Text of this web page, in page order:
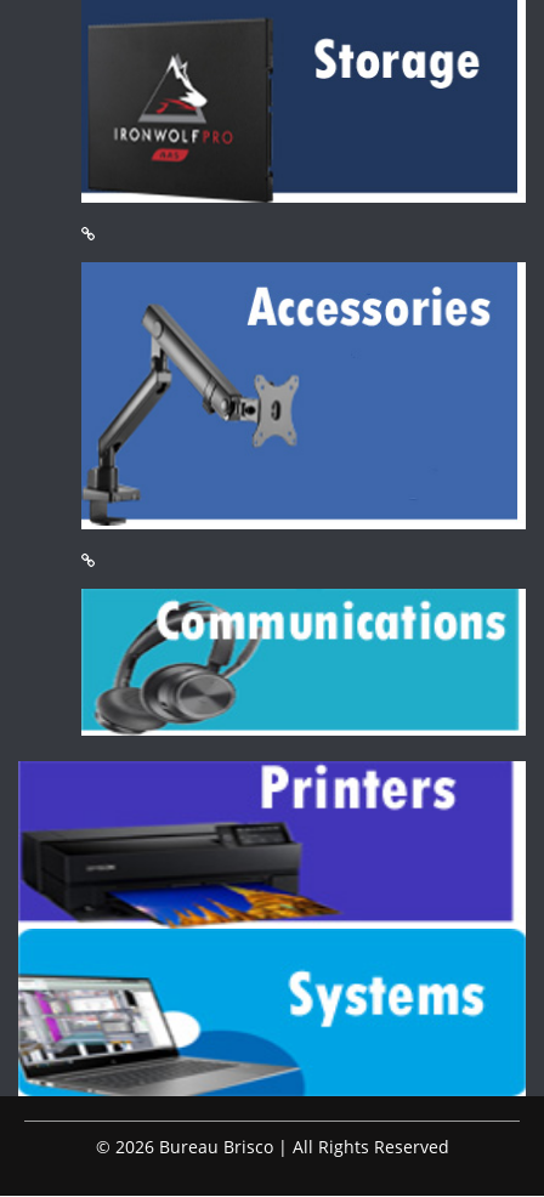
© 2026 Bureau Brisco | All Rights Reserved